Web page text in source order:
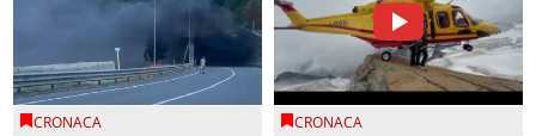
CRONACA CRONACA